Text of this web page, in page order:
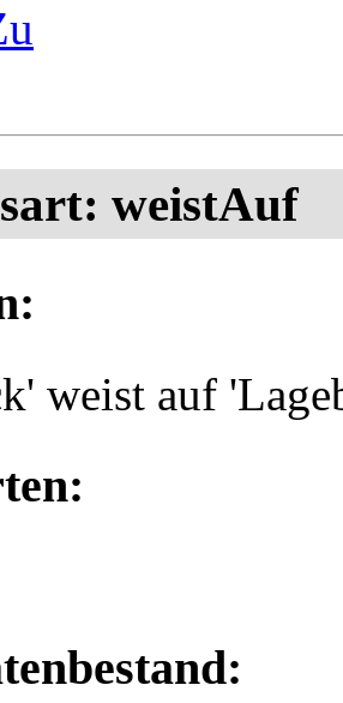
weistAuf
weist auf